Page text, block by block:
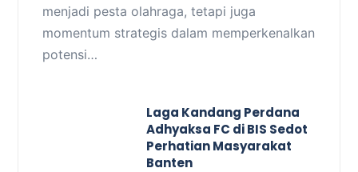
menjadi pesta olahraga, tetapi juga
momentum strategis dalam memperkenalkan
potensi…
Laga Kandang Perdana
Adhyaksa FC di BIS Sedot
Perhatian Masyarakat
Banten